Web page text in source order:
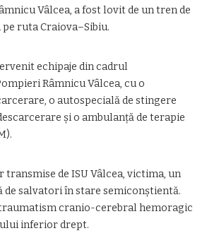
Vâlcea, a fost lovit de un tren de
ruta Craiova–Sibiu.
echipaje din cadrul
Râmnicu Vâlcea, cu o
o autospecială de stingere
și o ambulanță de terapie
de ISU Vâlcea, victima, un
de salvatori în stare semiconștientă.
cranio-cerebral hemoragic
inferior drept.